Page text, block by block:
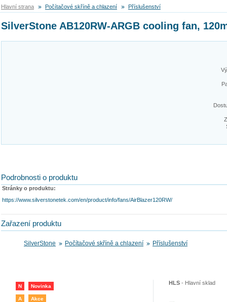
Hlavní strana Počítačové skříně a chlazení Příslušenství
SilverStone AB120RW-ARGB cooling fan,
Podrobnosti o produktu
Stránky o produktu:
https://www.silverstonetek.com/en/product/info/fans/AirBlazer120RW/
Zařazení produktu
SilverStone Počítačové skříně a chlazení Příslušenství
N Novinka
A Akce
HLS - Hlavní sklad